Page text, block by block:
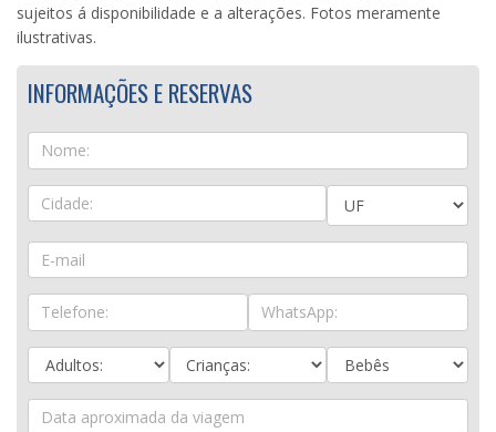
sujeitos á disponibilidade e a alterações. Fotos meramente
ilustrativas.
INFORMAÇÕES E RESERVAS